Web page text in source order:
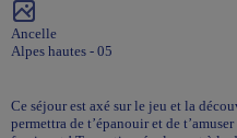
Ancelle
Alpes hautes - 05
Ce séjour est axé sur le jeu et la
permettra de t’épanouir et de